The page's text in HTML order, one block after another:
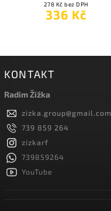
278 Kč bez DPH
336 Kč
KONTAKT
Radim Žižka
zizka.group@gmail.com
739 859 264
zizkarf
739859264
YouTube